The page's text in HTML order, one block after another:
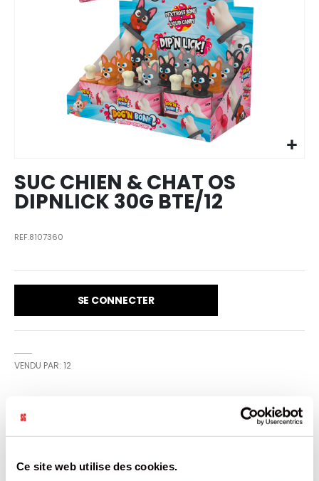
Ce site web utilise des cookies.
images
gallery
SUC CHIEN & CHAT OS
DIPNLICK 30G BTE/12
REF.8107360
SE CONNECTER
VENDU PAR: 12
INFORMATION
Un duo gourmand et fun ! Le Dog’n Bone de Togolo & Us